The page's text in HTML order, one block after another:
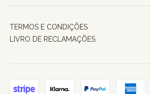
TERMOS E CONDIÇÕES
LIVRO DE RECLAMAÇÕES